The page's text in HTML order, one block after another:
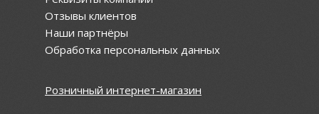
Отзывы клиентов
Наши партнёры
Обработка персональных данных
Розничный интернет-магазин